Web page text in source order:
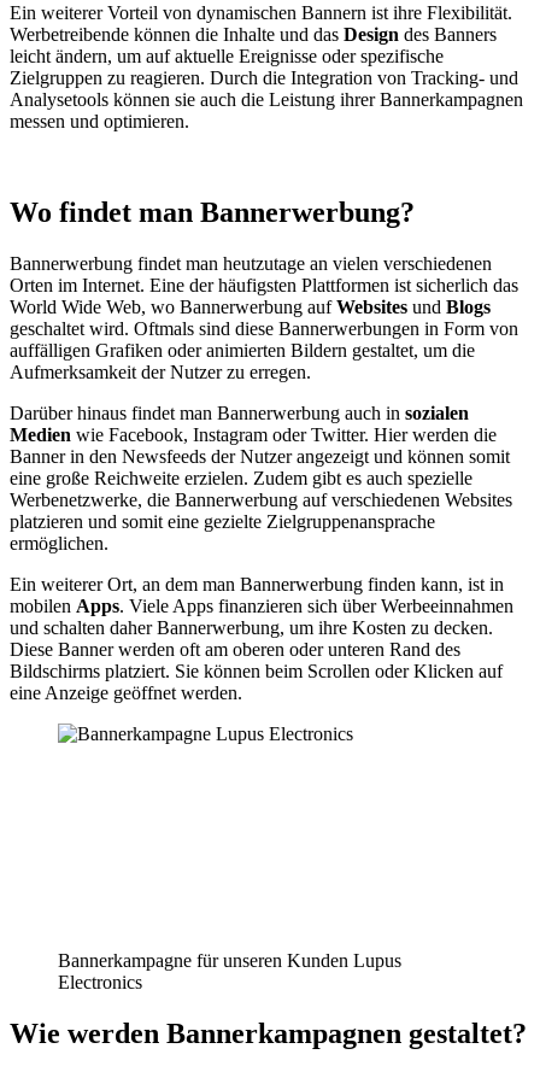
Ein weiterer Vorteil von dynamischen Bannern ist ihre Flexibilität.
Werbetreibende können die Inhalte und das Design des Banners
leicht ändern, um auf aktuelle Ereignisse oder spezifische
Zielgruppen zu reagieren. Durch die Integration von Tracking- und
Analysetools können sie auch die Leistung ihrer Bannerkampagnen
messen und optimieren.
Wo findet man Bannerwerbung?
Bannerwerbung findet man heutzutage an vielen verschiedenen
Orten im Internet. Eine der häufigsten Plattformen ist sicherlich das
World Wide Web, wo Bannerwerbung aufWebsites und Blogs
geschaltet wird. Oftmals sind diese Bannerwerbungen in Form von
auffälligen Grafiken oder animierten Bildern gestaltet, um die
Aufmerksamkeit der Nutzer zu erregen.
Darüber hinaus findet man Bannerwerbung auch in sozialen
Medien wie Facebook, Instagram oder Twitter. Hier werden die
Banner in den Newsfeeds der Nutzer angezeigt und können somit
eine große Reichweite erzielen. Zudem gibt es auch spezielle
Werbenetzwerke, die Bannerwerbung auf verschiedenen Websites
platzieren und somit eine gezielte Zielgruppenansprache
ermöglichen.
Ein weiterer Ort, an dem man Bannerwerbung finden kann, ist in
mobilen Apps. Viele Apps finanzieren sich über Werbeeinnahmen
und schalten daher Bannerwerbung, um ihre Kosten zu decken.
Diese Banner werden oft am oberen oder unteren Rand des
Bildschirms platziert. Sie können beim Scrollen oder Klicken auf
eine Anzeige geöffnet werden.
Bannerkampagne für unseren Kunden Lupus
Electronics
Wie werden Bannerkampagnen gestaltet?